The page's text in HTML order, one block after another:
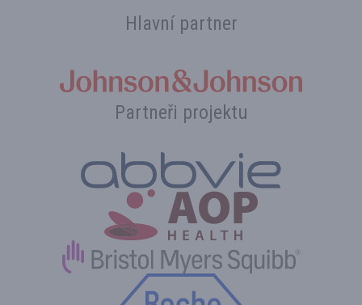
Hlavní partner
Partneři projektu